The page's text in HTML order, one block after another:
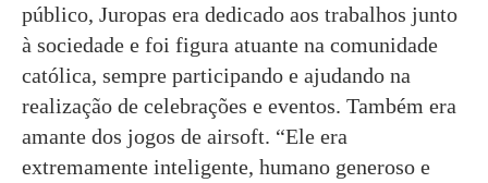
público, Juropas era dedicado aos trabalhos junto
à sociedade e foi figura atuante na comunidade
católica, sempre participando e ajudando na
realização de celebrações e eventos. Também era
amante dos jogos de airsoft. “Ele era
extremamente inteligente, humano generoso e